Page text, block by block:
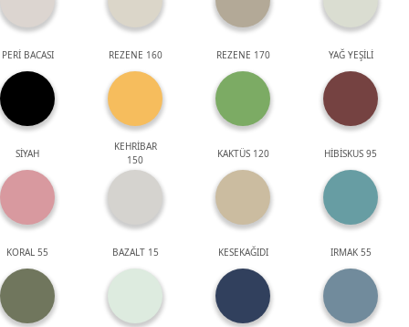
PERİ BACASI REZENE 160 REZENE 170 YAĞ YEŞİLİ
SİYAH
KEHRİBAR
150
KAKTÜS 120 HİBİSKUS 95
KORAL 55 BAZALT 15 KESEKAĞIDI IRMAK 55